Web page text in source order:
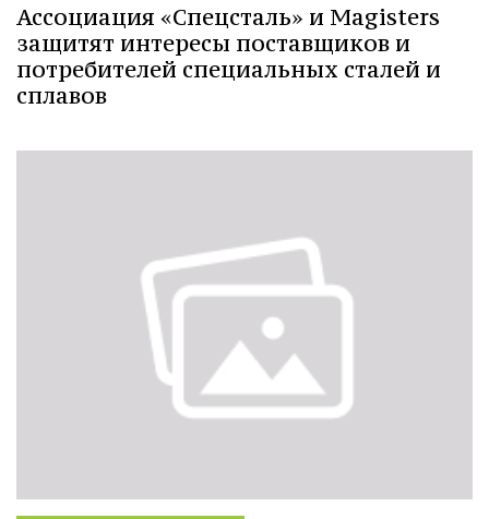
Ассоциация «Спецсталь» и Magisters
защитят интересы поставщиков и
потребителей специальных сталей и
сплавов